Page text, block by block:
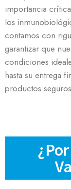
importancia
los
contamos con
garantizar que
condiciones
hasta su entrega
productos